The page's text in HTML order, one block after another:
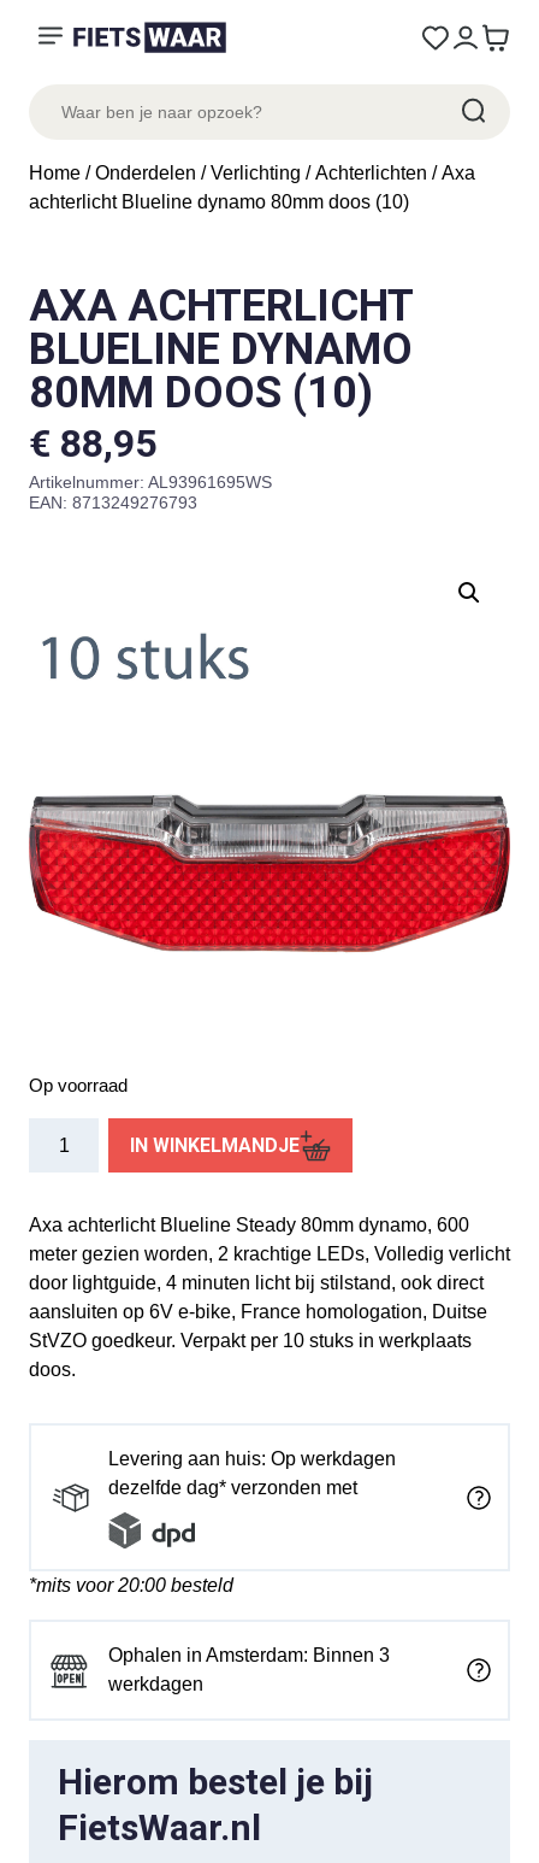
Home /Onderdelen /Verlichting /Achterlichten / Axa
achterlicht Blueline dynamo 80mm doos (10)
AXA ACHTERLICHT
BLUELINE DYNAMO
80MM DOOS (10)
€ 88,95
Artikelnummer: AL93961695WS
EAN: 8713249276793
Op voorraad
dynamo
80mm
doos
(10)
aantal
IN WINKELMANDJE
Axa achterlicht Blueline Steady 80mm dynamo, 600
meter gezien worden, 2 krachtige LEDs, Volledig verlicht
door lightguide, 4 minuten licht bij stilstand, ook direct
aansluiten op 6V e-bike, France homologation, Duitse
StVZO goedkeur. Verpakt per 10 stuks in werkplaats
doos.
Levering aan huis: Op werkdagen
dezelfde dag* verzonden met
*mits voor 20:00 besteld
Ophalen in Amsterdam: Binnen 3
werkdagen
Hierom bestel je bij
FietsWaar.nl